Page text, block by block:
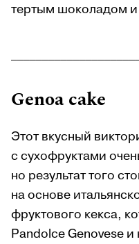
тертым шоколадом
Genoa cake
Этот вкусный
с сухофруктами
но результат того
на основе
фруктового кекса,
Pandolce Genovese